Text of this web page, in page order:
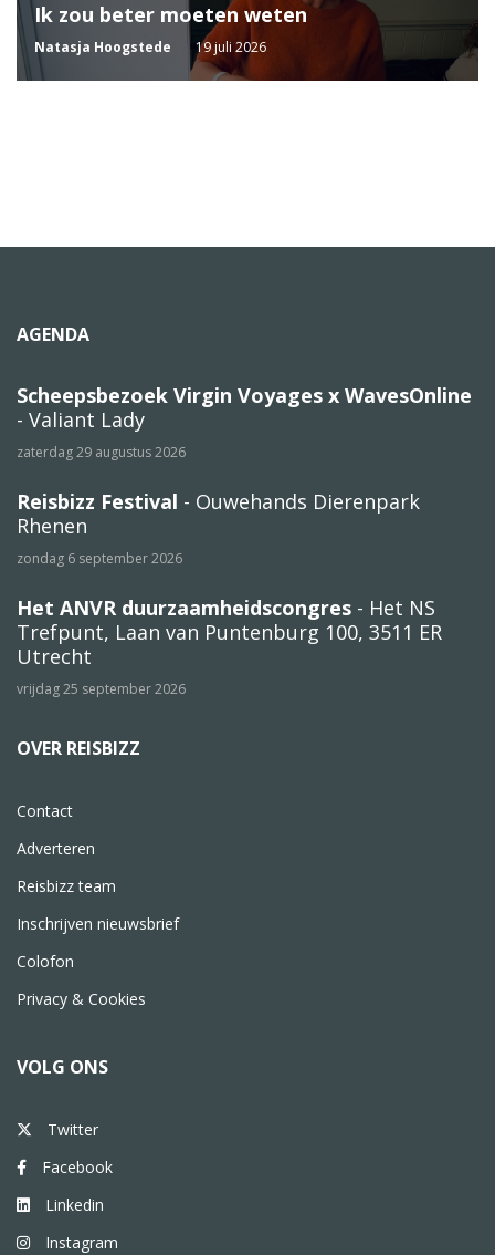
Ik zou beter moeten weten
Natasja Hoogstede 19 juli 2026
AGENDA
Scheepsbezoek Virgin Voyages x WavesOnline
- Valiant Lady
zaterdag 29 augustus 2026
Reisbizz Festival - Ouwehands Dierenpark
Rhenen
zondag 6 september 2026
Het ANVR duurzaamheidscongres - Het NS
Trefpunt, Laan van Puntenburg 100, 3511 ER
Utrecht
vrijdag 25 september 2026
OVER REISBIZZ
Contact
Adverteren
Reisbizz team
Inschrijven nieuwsbrief
Colofon
Privacy & Cookies
VOLG ONS
Twitter
Facebook
Linkedin
Instagram